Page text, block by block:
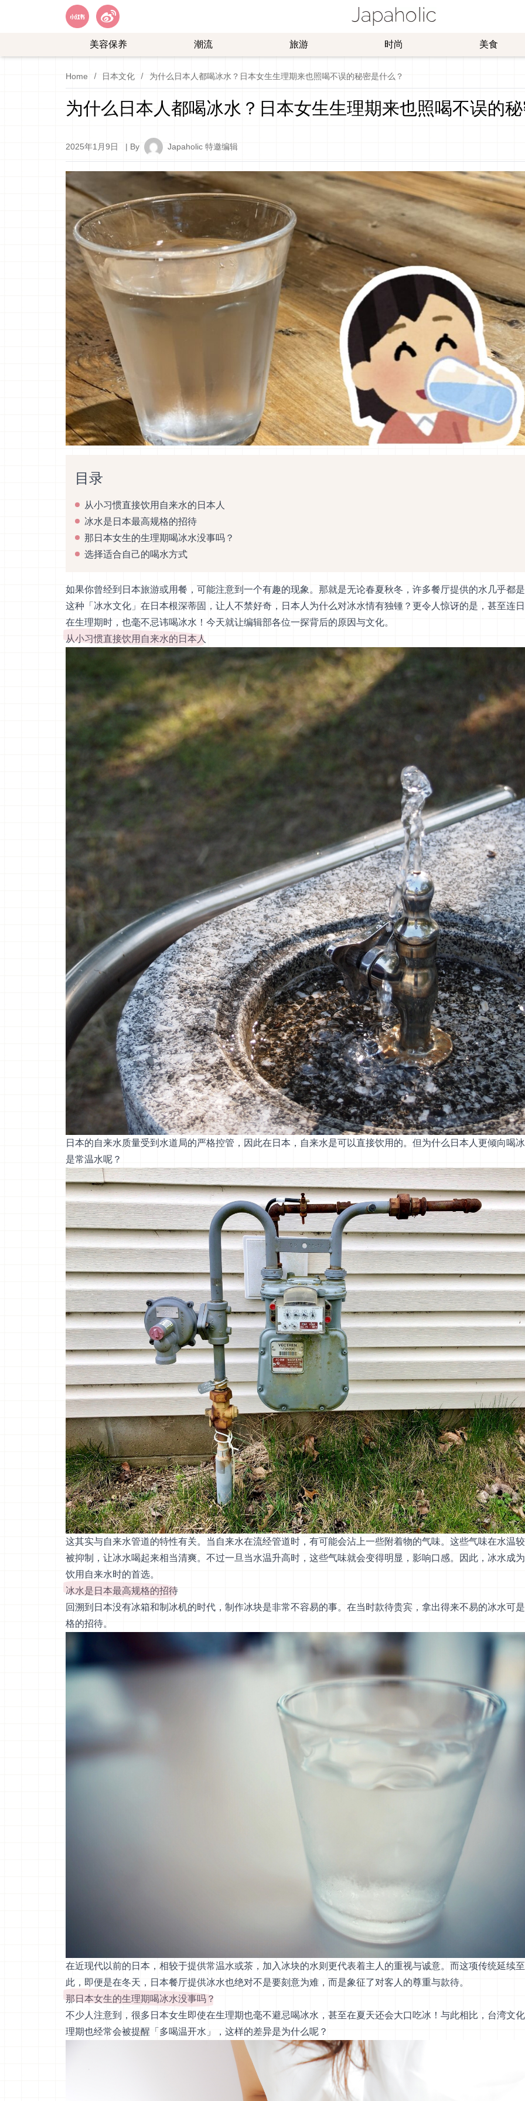
美容保养 潮流 旅游 时尚
美食
物
Home 日本文化 为什么日本人都喝冰水？日本女生生理期来也照喝不误的秘密是什么？
为什么日本人都喝冰水？日本女生生理期来也照喝不误的
2025年1月9日 | By Japaholic 特邀编辑
目录
从小习惯直接饮用自来水的日本人
冰水是日本最高规格的招待
那日本女生的生理期喝冰水没事吗？
选择适合自己的喝水方式
如果你曾经到日本旅游或用餐，可能注意到一个有趣的现象。那就是无论春夏秋冬，许多餐厅提供的水几乎都
这种「冰水文化」在日本根深蒂固，让人不禁好奇，日本人为什么对冰水情有独锺？更令人惊讶的是，甚至连
在生理期时，也毫不忌讳喝冰水！今天就让编辑部各位一探背后的原因与文化。
从小习惯直接饮用自来水的日本人
日本的自来水质量受到水道局的严格控管，因此在日本，自来水是可以直接饮用的。但为什么日本人更倾向喝
是常温水呢？
这其实与自来水管道的特性有关。当自来水在流经管道时，有可能会沾上一些附着物的气味。这些气味在水温
被抑制，让冰水喝起来相当清爽。不过一旦当水温升高时，这些气味就会变得明显，影响口感。因此，冰水成
饮用自来水时的首选。
冰水是日本最高规格的招待
回溯到日本没有冰箱和制冰机的时代，制作冰块是非常不容易的事。在当时款待贵宾，拿出得来不易的冰水可
格的招待。
在近现代以前的日本，相较于提供常温水或茶，加入冰块的水则更代表着主人的重视与诚意。而这项传统延续
此，即便是在冬天，日本餐厅提供冰水也绝对不是要刻意为难，而是象征了对客人的尊重与款待。
那日本女生的生理期喝冰水没事吗？
不少人注意到，很多日本女生即使在生理期也毫不避忌喝冰水，甚至在夏天还会大口吃冰！与此相比，台湾文
理期也经常会被提醒「多喝温开水」，这样的差异是为什么呢？